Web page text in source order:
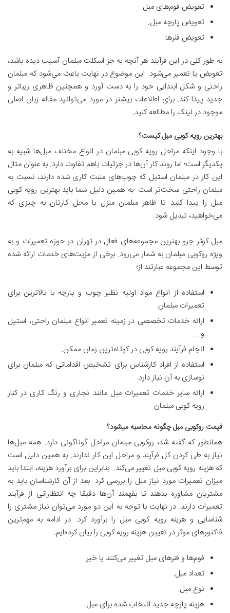
تعویض فوم‌های مبل.
تعویض پارچه مبل.
تعویض فنرها.
به طور کلی در این فرآیند هر آنچه به جز اسکلت مبلمان آسیب دیده باشد،
تعویض یا تعمیر می‌شود. این موضوع در نهایت باعث می‌شود که مبلمان
راحتی و شکل ابتدایی خود را به دست آورد و همچنین ظاهری زیباتر و
جدید پیدا کند. برای اطلاعات بیشتر در مورد می‌توانید مقاله زبان اصلی
موجود در لینک را مطالعه کنید.
بهترین رویه کوبی مبل کیست؟
با وجود اینکه مراحل رویه کوبی مبلمان در انواع مختلف مبل‌ها شبیه به
یکدیگر است؛ اما روند کار آن‌ها در جزئیات باهم تفاوت دارد. به عنوان مثال
این کار در مبلمان استیل که چوب‌های منبت کاری شده دارند، نسبت به
مبلمان راحتی سخت‌تر است. به همین دلیل شما باید بهترین رویه کوبی
مبل را پیدا کنید تا ظاهر مبلمان منزل یا محل کارتان به چیزی که
می‌خواهید، تبدیل شود.
مبل کوثر جزو بهترین مجموعه‌های فعال در تهران در حوزه تعمیرات و به
ویژه روکوبی مبلمان به شمار می‌رود. برخی از مزیت‌های خدمات ارائه شده
توسط این مجموعه عبارتند از؛
استفاده از انواع مواد اولیه نظیر چوب و پارچه با بالاترین برای
تعمیرات مبلمان.
ارائه خدمات تخصصی در زمینه تعمیر انواع مبلمان راحتی، استیل
و… .
انجام فرآیند رویه کوبی در کوتاه‌ترین زمان ممکن.
استفاده از افراد کارشناس برای تشخیص اقداماتی که مبلمان برای
نوسازی به آن نیاز دارد.
ارائه سایر خدمات تعمیرات مبل مانند نجاری و رنگ کاری در کنار
رویه کوبی مبلمان.
قیمت روکوبی مبل چگونه محاسبه میشود؟
همانطور که گفته شد، روکوبی مبلمان مراحل گوناگونی دارد. همه مبل‌ها
نیاز به طی کردن کل فرآیند و مراحل این کار ندارند. به همین دلیل است
که هزینه رویه کوبی مبل تغییر می‌کند. بنابراین برای برآورد هزینه، ابتدا باید
میزان تعمیرات مورد نیاز مبل را بررسی کرد. بعد از آن کارشناسان باید به
مشتریان مشاوره بدهند تا بفهمند آن‌ها دقیقا چه انتظاراتی از فرآیند
تعمیرات دارند. در نهایت با توجه به این دو مورد می‌توان نیاز مشتری را
شناسایی و هزینه رویه کوبی مبل را برآورد کرد. در ادامه به مهم‌ترین
فاکتورهای موثر در تعیین هزینه رویه کوبی را بیان کرده‌ایم.
فوم‌ها و فنرهای مبل تغییر می‌کنند یا خیر.
تعداد مبل.
نوع مبل.
هزینه پارچه جدید انتخاب شده برای مبل.